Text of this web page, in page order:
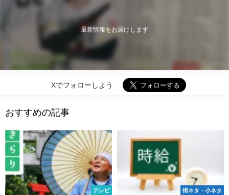
最新情報をお届けします
Xでフォローしよう
おすすめの記事
テレビ 街ネタ・小ネタ